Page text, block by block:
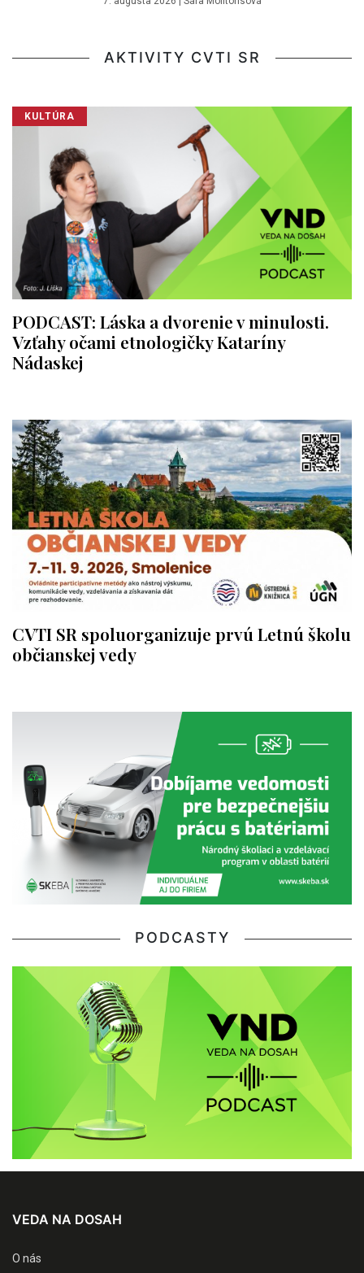
AKTIVITY CVTI SR
KULTÚRA
PODCAST: Láska a dvorenie v minulosti.
Vzťahy očami etnologičky Kataríny
Nádaskej
CVTI SR spoluorganizuje prvú Letnú školu
občianskej vedy
PODCASTY
VEDA NA DOSAH
O nás